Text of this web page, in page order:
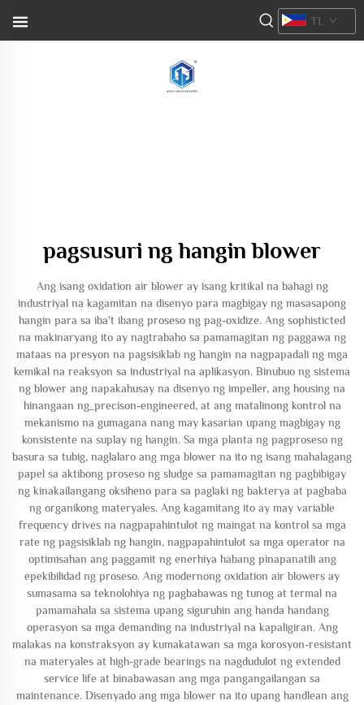
TL
pagsusuri ng hangin blower
Ang isang oxidation air blower ay isang kritikal na bahagi ng
industriyal na kagamitan na disenyo para magbigay ng masasapong
hangin para sa iba't ibang proseso ng pag-oxidize. Ang sophisticted
na makinaryang ito ay nagtrabaho sa pamamagitan ng paggawa ng
mataas na presyon na pagsisiklab ng hangin na nagpapadali ng mga
kemikal na reaksyon sa industriyal na aplikasyon. Binubuo ng sistema
ng blower ang napakahusay na disenyo ng impeller, ang housing na
hinangaan ng_precison-engineered, at ang matalinong kontrol na
mekanismo na gumagana nang may kasarian upang magbigay ng
konsistente na suplay ng hangin. Sa mga planta ng pagproseso ng
basura sa tubig, naglalaro ang mga blower na ito ng isang mahalagang
papel sa aktibong proseso ng sludge sa pamamagitan ng pagbibigay
ng kinakailangang oksiheno para sa paglaki ng bakterya at pagbaba
ng organikong materyales. Ang kagamitang ito ay may variable
frequency drives na nagpapahintulot ng maingat na kontrol sa mga
rate ng pagsisiklab ng hangin, nagpapahintulot sa mga operator na
optimisahan ang paggamit ng enerhiya habang pinapanatili ang
epekibilidad ng proseso. Ang modernong oxidation air blowers ay
sumasama sa teknolohiya ng pagbabawas ng tunog at termal na
pamamahala sa sistema upang siguruhin ang handa handang
operasyon sa mga demanding na industriyal na kapaligiran. Ang
malakas na konstraksyon ay kumakatawan sa mga korosyon-resistant
na materyales at high-grade bearings na nagdudulot ng extended
service life at binabawasan ang mga pangangailangan sa
maintenance. Disenyado ang mga blower na ito upang handlean ang